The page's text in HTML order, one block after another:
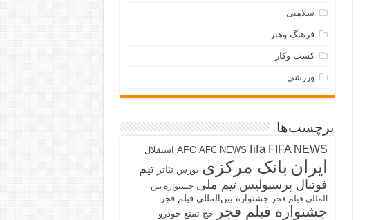
سلامتی
فرهنگ وهنر
کسب وکار
ورزشی
برچسب‌ها
AFC AFC NEWS fifa FIFA NEWS استقلال
ایران بانک مرکزی بورس تئاتر تیم
فوتبال پرسپولیس تیم ملی جشنواره بین
المللی فیلم فجر جشنواره بین‌المللی فیلم فجر
جشنواره فیلم فجر حج تمتع خودرو